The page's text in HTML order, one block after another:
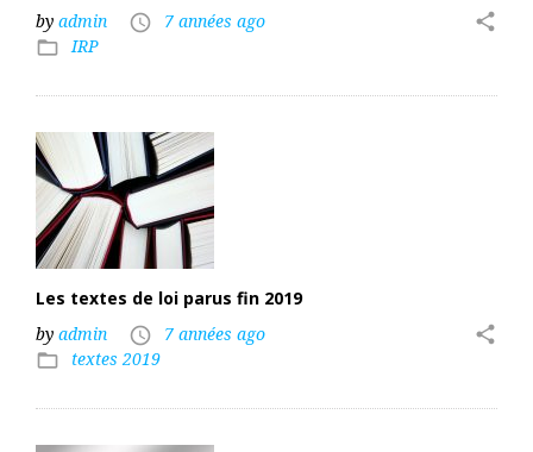
by admin access_time 7 années ago
folder_open IRP
share
Les textes de loi parus fin 2019
by admin access_time 7 années ago
folder_open textes 2019
share